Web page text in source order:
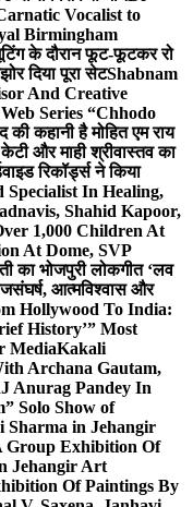
Vocalist to
Birmingham
के दौरान फूट-फूटकर रो
दिया पूरा सेटShabnam
And Creative
Series “Chhodo
कहानी है मोहित एम राय
और माही श्रीवास्तव का
रिकॉर्ड्स ने किया
In Healing,
Shahid Kapoor,
1,000 Children At
At Dome, SVP
का भोजपुरी लोकगीत ‘लव
संघर्ष, आत्मविश्वास और
Hollywood To India:
History’” Most
MediaKakali
Archana Gautam,
Anurag Pandey In
Solo Show of
Sharma in Jehangir
Group Exhibition Of
Jehangir Art
Of Paintings By